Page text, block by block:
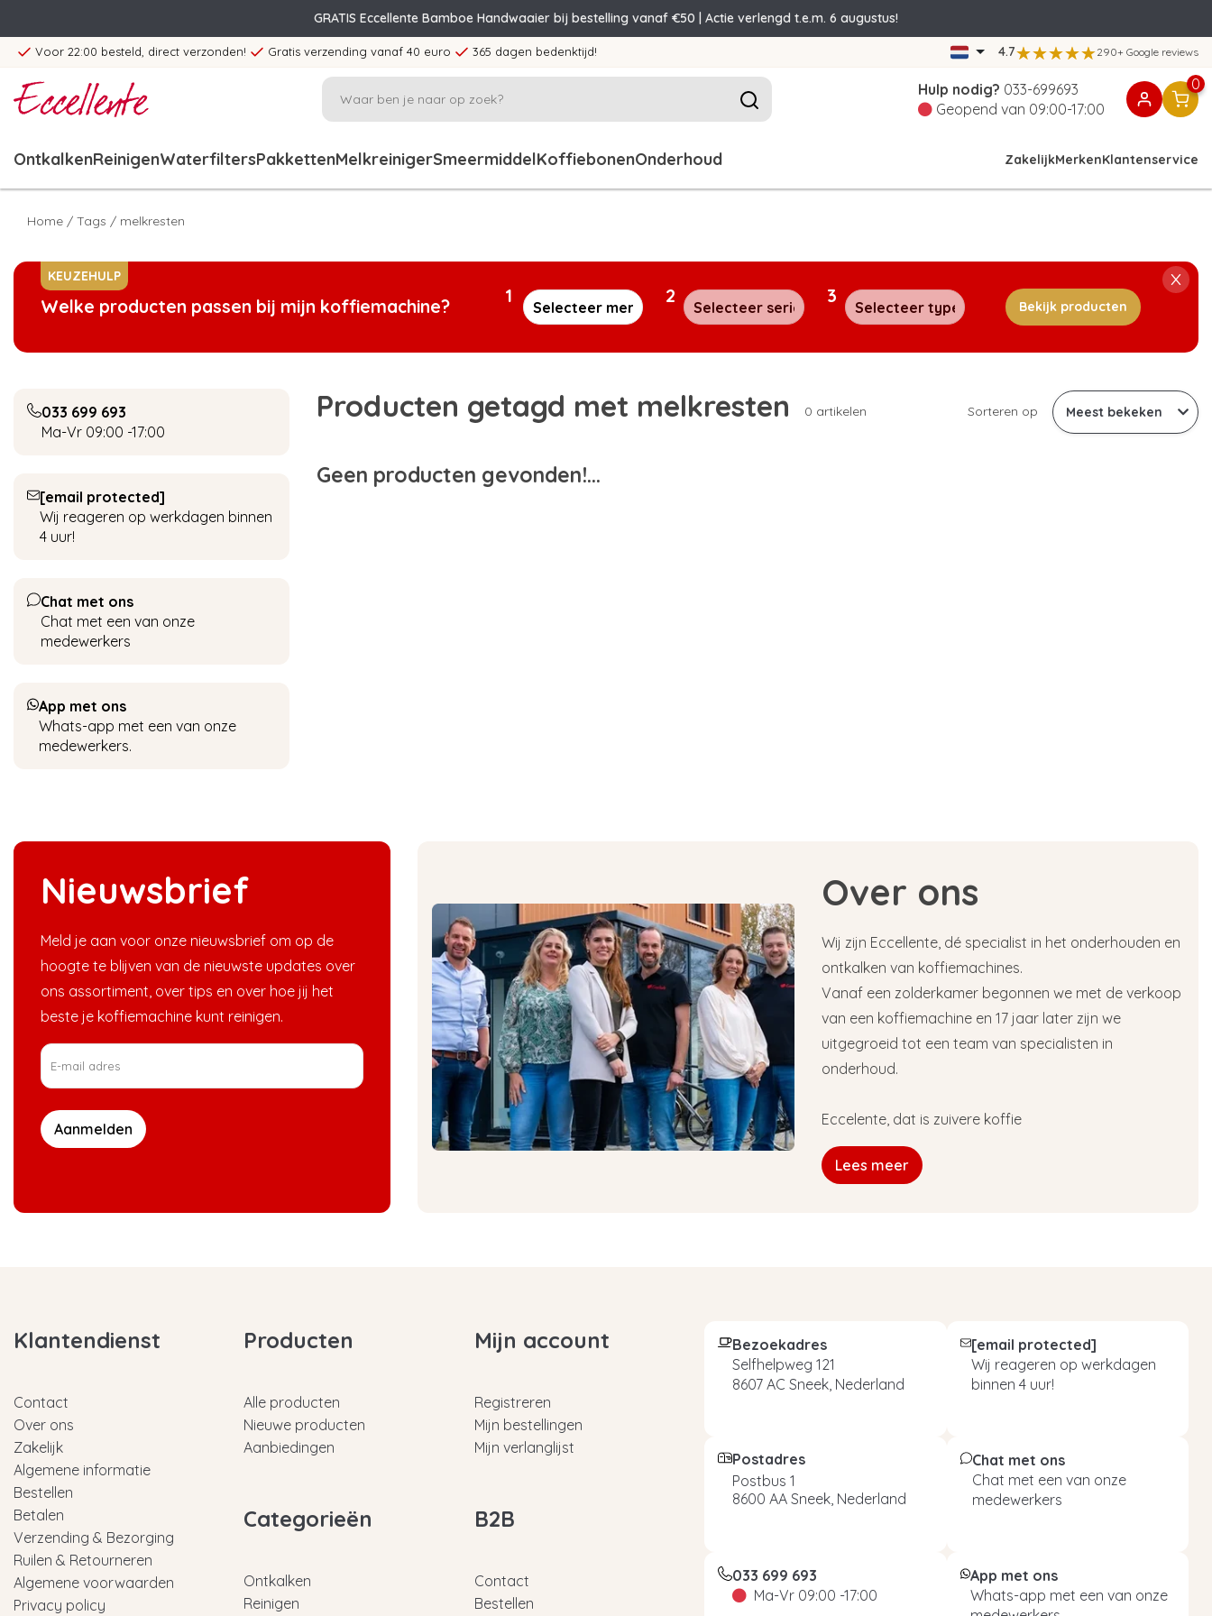
GRATIS Eccellente Bamboe Handwaaier bij bestelling vanaf €50 | Actie verlengd t.e.m. 6 augustus!
Voor 22:00 besteld, direct verzonden! Gratis verzending vanaf 40 euro 365 dagen bedenktijd! 4.7 290+ Google reviews
Hulp nodig? 033-699693
Geopend van 09:00-17:00
0
OntkalkenReinigenWaterfiltersPakkettenMelkreinigerSmeermiddelKoffiebonenOnderhoud ZakelijkMerkenKlantenservice
Home / Tags / melkresten
KEUZEHULP
Welke producten passen bij mijn koffiemachine? 1 2 3 Bekijk producten
033 699 693
Ma-Vr 09:00 -17:00
[email protected]
Wij reageren op werkdagen binnen
4 uur!
Chat met ons
Chat met een van onze
medewerkers
App met ons
Whats-app met een van onze
medewerkers.
Producten getagd met melkresten 0 artikelen Sorteren op
Geen producten gevonden!...
Nieuwsbrief
Meld je aan voor onze nieuwsbrief om op de
hoogte te blijven van de nieuwste updates over
ons assortiment, over tips en over hoe jij het
beste je koffiemachine kunt reinigen.
Aanmelden
Over ons
Wij zijn Eccellente, dé specialist in het onderhouden en
ontkalken van koffiemachines.
Vanaf een zolderkamer begonnen we met de verkoop
van een koffiemachine en 17 jaar later zijn we
uitgegroeid tot een team van specialisten in
onderhoud.
Eccelente, dat is zuivere koffie
Lees meer
Klantendienst
Contact
Over ons
Zakelijk
Algemene informatie
Bestellen
Betalen
Verzending & Bezorging
Ruilen & Retourneren
Algemene voorwaarden
Privacy policy
Producten
Alle producten
Nieuwe producten
Aanbiedingen
Categorieën
Ontkalken
Reinigen
Mijn account
Registreren
Mijn bestellingen
Mijn verlanglijst
B2B
Contact
Bestellen
Bezoekadres
Selfhelpweg 121
8607 AC Sneek, Nederland
[email protected]
Wij reageren op werkdagen
binnen 4 uur!
Postadres
Postbus 1
8600 AA Sneek, Nederland
Chat met ons
Chat met een van onze
medewerkers
033 699 693
Ma-Vr 09:00 -17:00
App met ons
Whats-app met een van onze